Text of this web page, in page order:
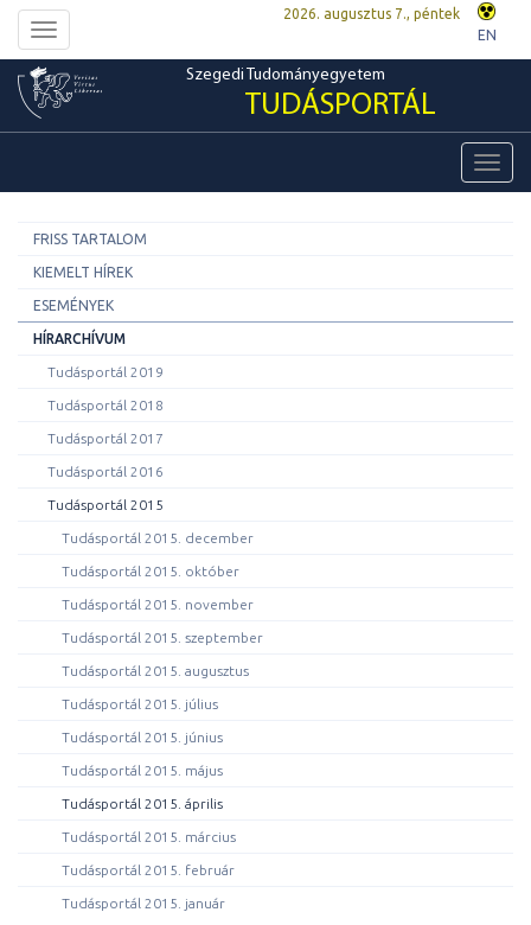
Toggle
navigation
2026. augusztus 7., péntek
EN
Szegedi Tudományegyetem
TUDÁSPORTÁL
FRISS TARTALOM
KIEMELT HÍREK
ESEMÉNYEK
HÍRARCHÍVUM
Tudásportál 2019
Tudásportál 2018
Tudásportál 2017
Tudásportál 2016
Tudásportál 2015
Tudásportál 2015. december
Tudásportál 2015. október
Tudásportál 2015. november
Tudásportál 2015. szeptember
Tudásportál 2015. augusztus
Tudásportál 2015. július
Tudásportál 2015. június
Tudásportál 2015. május
Tudásportál 2015. április
Tudásportál 2015. március
Tudásportál 2015. február
Tudásportál 2015. január